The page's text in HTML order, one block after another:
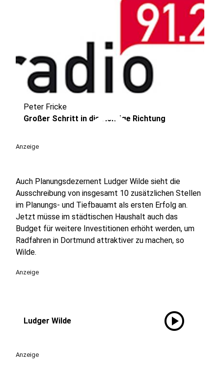
play_circle
Peter Fricke
Großer Schritt in die richtige Richtung
Anzeige
Auch Planungsdezernent Ludger Wilde sieht die
Ausschreibung von insgesamt 10 zusätzlichen Stellen
im Planungs- und Tiefbauamt als ersten Erfolg an.
Jetzt müsse im städtischen Haushalt auch das
Budget für weitere Investitionen erhöht werden, um
Radfahren in Dortmund attraktiver zu machen, so
Wilde.
Anzeige
Ludger Wilde play_circle
Anzeige